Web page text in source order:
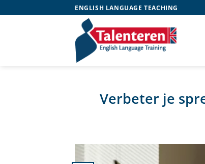
naar
ENGLISH LANGUAGE TEACHING
Verbeter je